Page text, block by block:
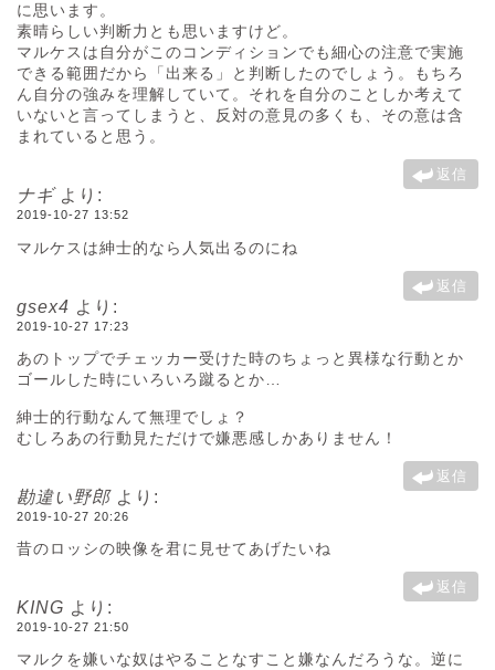
に思います。
素晴らしい判断力とも思いますけど。
マルケスは自分がこのコンディションでも細心の注意で実施
できる範囲だから「出来る」と判断したのでしょう。もちろ
ん自分の強みを理解していて。それを自分のことしか考えて
いないと言ってしまうと、反対の意見の多くも、その意は含
まれていると思う。
返信
ナギ より:
2019-10-27 13:52
マルケスは紳士的なら人気出るのにね
返信
gsex4 より:
2019-10-27 17:23
あのトップでチェッカー受けた時のちょっと異様な行動とか
ゴールした時にいろいろ蹴るとか…
紳士的行動なんて無理でしょ？
むしろあの行動見ただけで嫌悪感しかありません！
返信
勘違い野郎 より:
2019-10-27 20:26
昔のロッシの映像を君に見せてあげたいね
返信
KING より:
2019-10-27 21:50
マルクを嫌いな奴はやることなすこと嫌なんだろうな。逆に